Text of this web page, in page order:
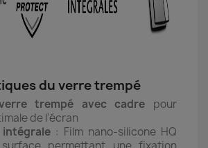
du verre trempé
trempé avec cadre pour
de l'écran
: Film nano-silicone HQ